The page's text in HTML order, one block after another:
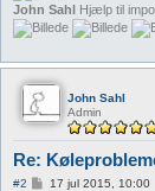
John Sahl Hjælp til
John Sahl
Admin
Re:
#2 17 jul 2015, 10:00